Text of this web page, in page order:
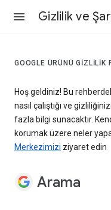
Gizlilik ve
GOOGLE ÜRÜNÜ GIZLILIK
Hoş geldiniz! Bu
nasıl çalıştığı ve
fazla bilgi sunacaktır.
korumak üzere neler
Merkezimizi ziyaret edin
Arama